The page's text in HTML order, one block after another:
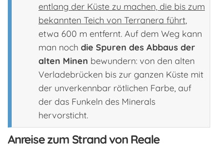
entlang der Küste zu machen, die bis zum
bekannten Teich von Terranera führt,
etwa 600 m entfernt. Auf dem Weg kann
man noch die Spuren des Abbaus der
alten Minen bewundern: von den alten
Verladebrücken bis zur ganzen Küste mit
der unverkennbar rötlichen Farbe, auf
der das Funkeln des Minerals
hervorsticht.
Anreise zum Strand von Reale